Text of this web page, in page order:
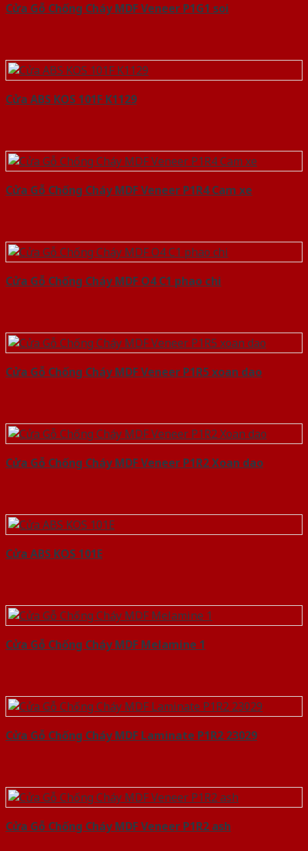
Cửa Gỗ Chống Cháy MDF Veneer P1G1 soi
Cửa ABS KOS 101F K1129
Cửa Gỗ Chống Cháy MDF Veneer P1R4 Cam xe
Cửa Gỗ Chống Cháy MDF O4 C1 phao chi
Cửa Gỗ Chống Cháy MDF Veneer P1R5 xoan dao
Cửa Gỗ Chống Cháy MDF Veneer P1R2 Xoan dao
Cửa ABS KOS 101E
Cửa Gỗ Chống Cháy MDF Melamine 1
Cửa Gỗ Chống Cháy MDF Laminate P1R2 23029
Cửa Gỗ Chống Cháy MDF Veneer P1R2 ash